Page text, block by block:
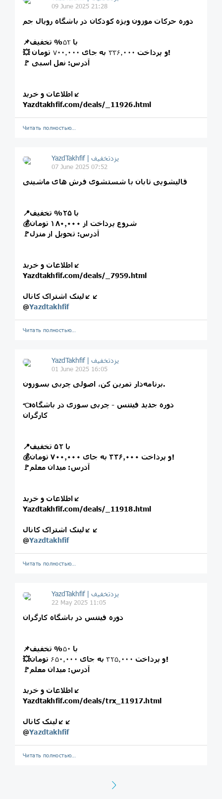
09 June 2025 21:28
دوره حرکات موزون ویژه کودکان در باشگاه رویال جم
📌با ۵۲% تخفیف
💥 و پرداخت ۳۳۶٫۰۰۰ به جای ۷۰۰٫۰۰۰
تومان!
🚩 آدرس: نعل اسبی
اطلاعات و خرید↙️
Yazdtakhfif.com/deals/_11926.html
Читать полностью…
07 June 2025 07:52
قالیشویی تابان با شستشوی فرش های ماشینی
📍با ۲۵% تخفیف
💰شروع پرداخت از ۱۸۰٫۰۰۰ تومان
🚩آدرس: تحویل از منزل
اطلاعات و خرید↙️
Yazdtakhfif.com/deals/_7959.html
لینک اشتراک کانال↙️↙️
@Yazdtakhfif
Читать полностью…
01 June 2025 16:05
برنامه‌دار تمرین کن، اصولی چربی بسوزون.
👈دوره جدید فیتنس - چربی سوزی در باشگاه
کارگران
📍با ۵۲ تخفیف
💰و پرداخت ۳۳۶٫۰۰۰ به جای ۷۰۰٫۰۰۰ تومان!
🚩آدرس: میدان معلم
اطلاعات و خرید↙️
Yazdtakhfif.com/deals/_11918.html
لینک اشتراک کانال↙️↙️
@Yazdtakhfif
Читать полностью…
22 May 2025 11:05
دوره فیتنس در باشگاه کارگران
📌با ۵۰% تخفیف
💥و پرداخت ۳۲۵٫۰۰۰به جای ۶۵۰٫۰۰۰
تومان!
🚩آدرس: میدان معلم
اطلاعات و خرید↙️
Yazdtakhfif.com/deals/trx_11917.html
لینک کانال↙️↙️
@Yazdtakhfif
Читать полностью…
Next